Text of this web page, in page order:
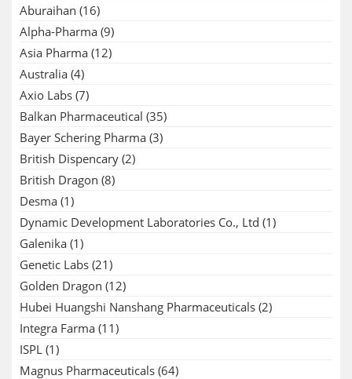
Aburaihan (16)
Alpha-Pharma (9)
Asia Pharma (12)
Australia (4)
Axio Labs (7)
Balkan Pharmaceutical (35)
Bayer Schering Pharma (3)
British Dispencary (2)
British Dragon (8)
Desma (1)
Dynamic Development Laboratories Co., Ltd (1)
Galenika (1)
Genetic Labs (21)
Golden Dragon (12)
Hubei Huangshi Nanshang Pharmaceuticals (2)
Integra Farma (11)
ISPL (1)
Magnus Pharmaceuticals (64)